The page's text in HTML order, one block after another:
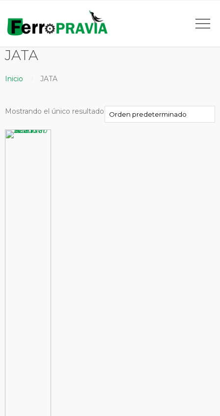
JATA
Inicio JATA
Mostrando el único resultado